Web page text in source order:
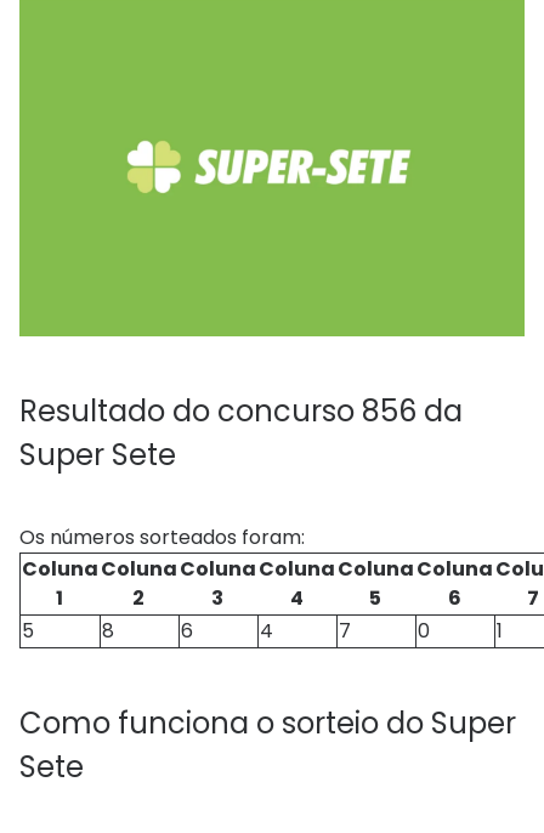
Resultado do concurso 856 da
Super Sete
Os números sorteados foram:
Coluna
1
Coluna
2
Coluna
3
Coluna
4
Coluna
5
Coluna
6
7
5
8 6 4 7 0 1
Como funciona o sorteio do Super
Sete